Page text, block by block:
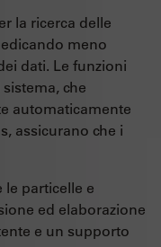
la ricerca delle
meno
dati. Le funzioni
che
automaticamente
assicurano che i
particelle e
ed elaborazione
e un supporto